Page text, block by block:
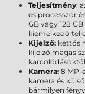
Teljesítmény:
es processzor
GB vagy 128
kiemelkedő
Kijelző: kettős
kijelző magas
Kamera: 8 MP-
kamera és
bármilyen